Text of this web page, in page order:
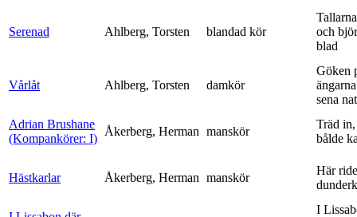
Serenad Ahlberg, Torsten blandad kör
och
blad
Vårlåt Ahlberg, Torsten damkör
Göken
sena
Adrian Brushane
(Kompankörer: I)
Åkerberg, Herman manskör
Träd
bålde
Hästkarlar Åkerberg, Herman manskör
Här
I